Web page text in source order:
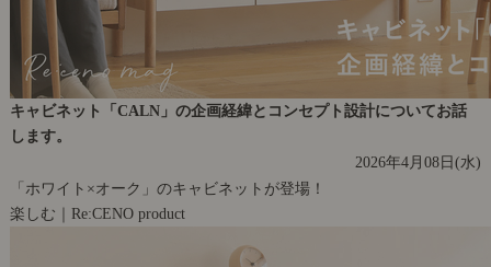
キャビネット「CALN」の企画経緯とコンセプト設計についてお話
します。
2026年4月08日(水)
「ホワイト×オーク」のキャビネットが登場！
楽しむ｜Re:CENO product